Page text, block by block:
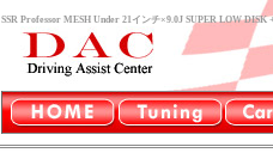
SSR Professor MESH Under 21インチ×9.0J SUPER LOW